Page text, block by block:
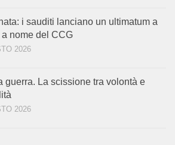
i sauditi lanciano un ultimatum a
a nome del CCG
2026
guerra. La scissione tra volontà e
2026